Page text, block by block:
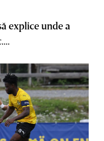
explice unde a